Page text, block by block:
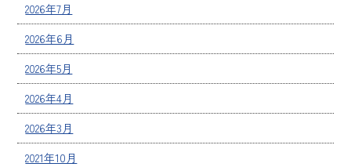
2026年7月
2026年6月
2026年5月
2026年4月
2026年3月
2021年10月